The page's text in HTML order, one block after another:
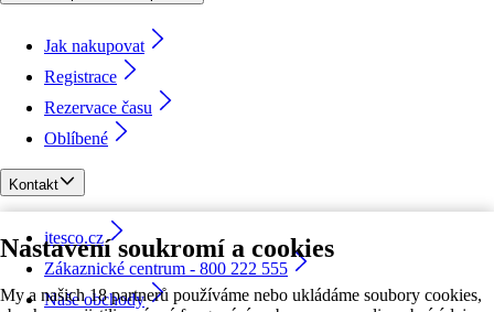
Nastavení soukromí a cookies
My a našich 18 partnerů používáme nebo ukládáme soubory cookies,
Jak nakupovat
Registrace
Rezervace času
Oblíbené
Kontakt
itesco.cz
Zákaznické centrum - 800 222 555
Naše obchody